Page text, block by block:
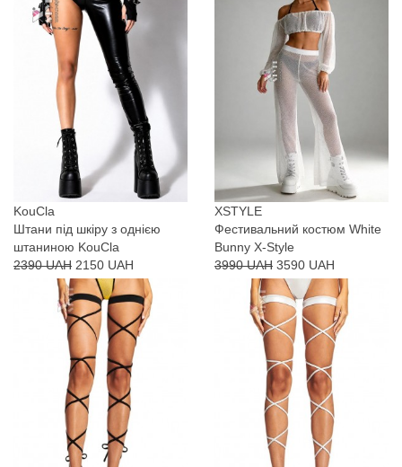
KouCla
Штани під шкіру з однією
штаниною KouCla
2390 UAH 2150 UAH
XSTYLE
Фестивальний костюм White
Bunny X-Style
3990 UAH 3590 UAH